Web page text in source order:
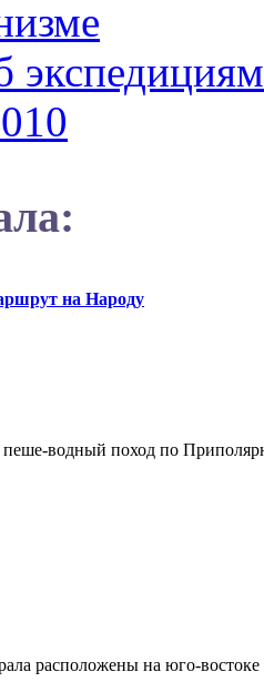
экспедициям
на Народу
водный поход по
расположены на юго-востоке